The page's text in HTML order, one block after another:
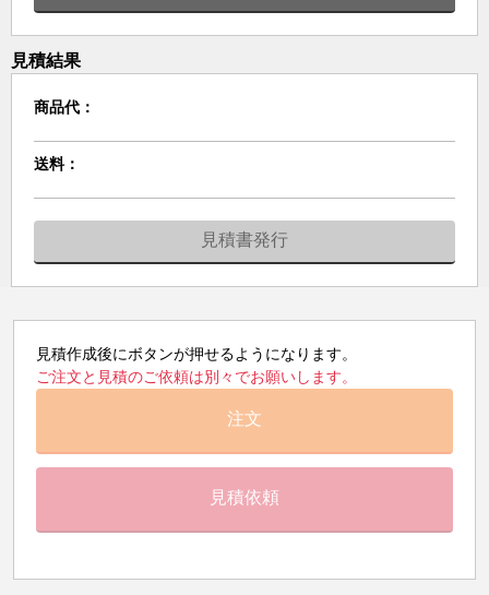
見積結果
商品代：
送料：
見積書発行
見積作成後にボタンが押せるようになります。
ご注文と見積のご依頼は別々でお願いします。
注文
見積依頼